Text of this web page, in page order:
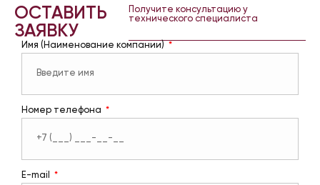
ОСТАВИТЬ
ЗАЯВКУ
Получите консультацию у
технического специалиста
Имя (Наименование компании)
Номер телефона
E-mail